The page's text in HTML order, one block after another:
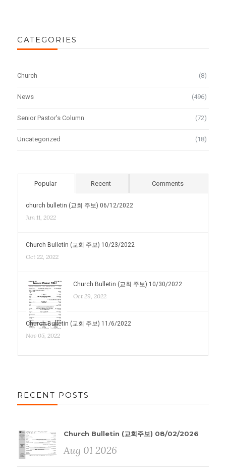
CATEGORIES
Church (8)
News (496)
Senior Pastor's Column (72)
Uncategorized (18)
Popular Recent Comments
church bulletin (교회 주보) 06/12/2022
Jun 11, 2022
Church Bulletin (교회 주보) 10/23/2022
Oct 22, 2022
Church Bulletin (교회 주보) 10/30/2022
Oct 29, 2022
Church Bulletin (교회 주보) 11/6/2022
Nov 05, 2022
RECENT POSTS
Church Bulletin (교회주보) 08/02/2026
Aug 01 2026